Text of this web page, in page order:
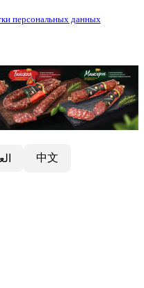
персональных данных
中文